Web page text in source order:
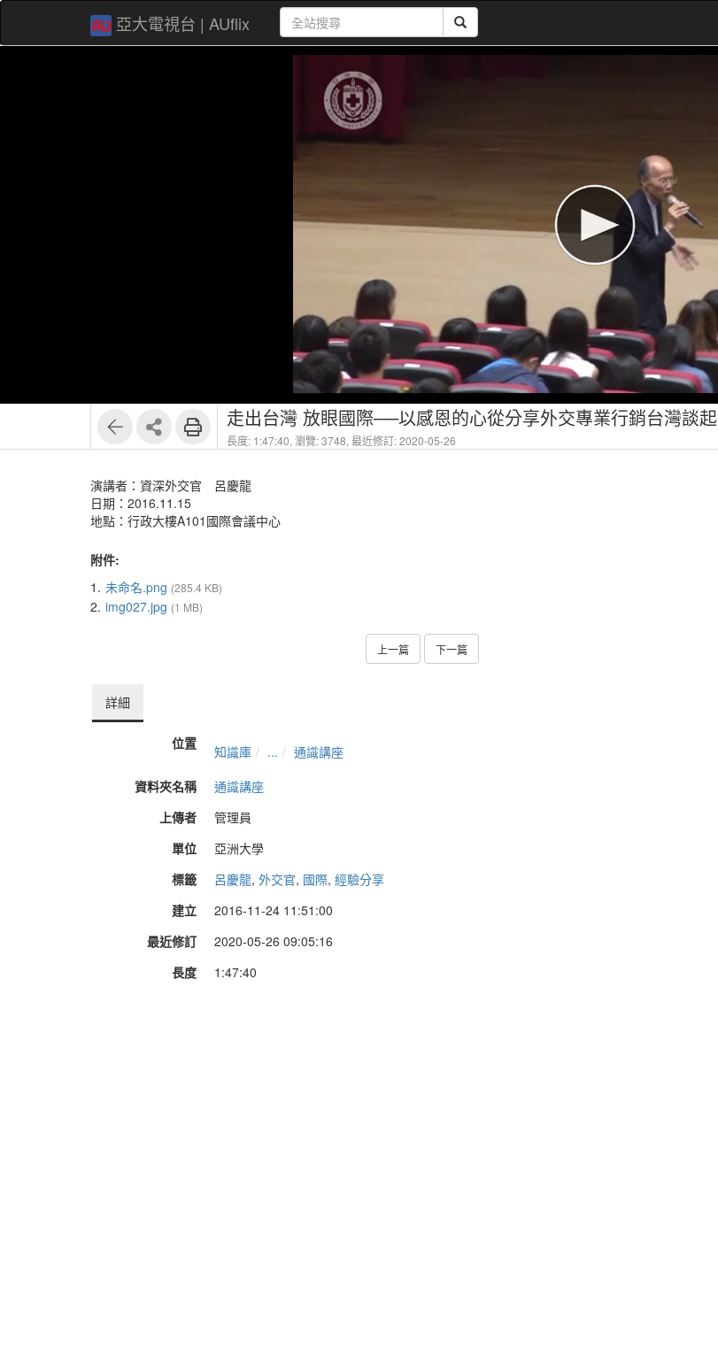
亞大電視台 | AUflix
走出台灣 放眼國際──以感恩的心從分享外交專業行銷台灣談起
長度: 1:47:40, 瀏覽: 3748, 最近修訂: 2020-05-26
演講者：資深外交官 呂慶龍
日期：2016.11.15
地點：行政大樓A101國際會議中心
附件:
1. 未命名.png (285.4 KB)
2. img027.jpg (1 MB)
上一篇 下一篇
詳細
位置 知識庫 ...
通識講座
資料夾名稱
通識講座
上傳者
管理員
單位
亞洲大學
標籤
呂慶龍, 外交官, 國際, 經驗分享
建立
2016-11-24 11:51:00
最近修訂
2020-05-26 09:05:16
長度
1:47:40